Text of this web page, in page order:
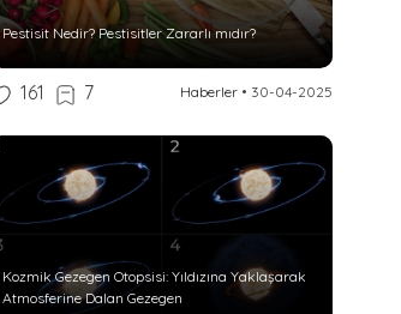
Pestisit Nedir? Pestisitler Zararlı mıdır?
161 7 Haberler• 30-04-2025
Kozmik Gezegen Otopsisi: Yıldızına Yaklaşarak
Atmosferine Dalan Gezegen